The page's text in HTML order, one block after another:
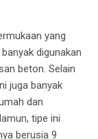
yang
digunakan
beton. Selain
juga banyak
dan
tipe ini
berusia 9